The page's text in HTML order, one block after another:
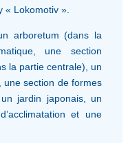
« Lokomotiv ».
arboretum (dans la
une section
la partie centrale), un
une section de formes
jardin japonais, un
et une